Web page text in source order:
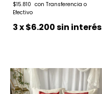
$15.810
3x$6.200sin interés